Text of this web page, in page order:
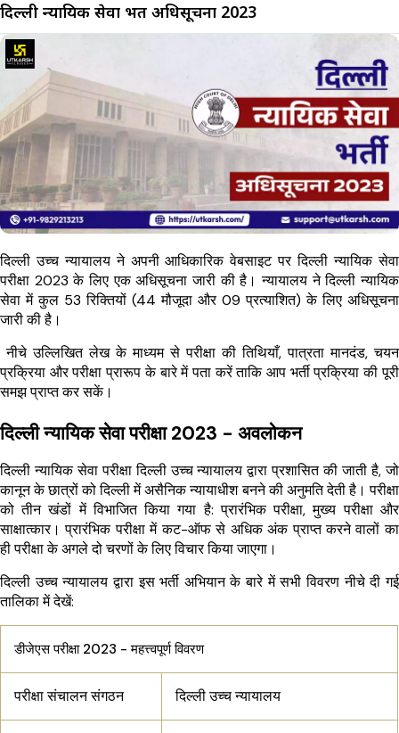
दिल्ली न्यायिक सेवा भर्ती अधिसूचना 2023
दिल्ली उच्च न्यायालय ने अपनी आधिकारिक वेबसाइट पर दिल्ली न्यायिक सेवा
परीक्षा 2023 के लिए एक अधिसूचना जारी की है। न्यायालय ने दिल्ली न्यायिक
सेवा में कुल 53 रिक्तियों (44 मौजूदा और 09 प्रत्याशित) के लिए अधिसूचना
जारी की है।
नीचे उल्लिखित लेख के माध्यम से परीक्षा की तिथियाँ, पात्रता मानदंड, चयन
प्रक्रिया और परीक्षा प्रारूप के बारे में पता करें ताकि आप भर्ती प्रक्रिया की पूरी
समझ प्राप्त कर सकें।
दिल्ली न्यायिक सेवा परीक्षा 2023 - अवलोकन
दिल्ली न्यायिक सेवा परीक्षा दिल्ली उच्च न्यायालय द्वारा प्रशासित की जाती है, जो
कानून के छात्रों को दिल्ली में असैनिक न्यायाधीश बनने की अनुमति देती है। परीक्षा
को तीन खंडों में विभाजित किया गया है: प्रारंभिक परीक्षा, मुख्य परीक्षा और
साक्षात्कार। प्रारंभिक परीक्षा में कट-ऑफ से अधिक अंक प्राप्त करने वालों का
ही परीक्षा के अगले दो चरणों के लिए विचार किया जाएगा।
दिल्ली उच्च न्यायालय द्वारा इस भर्ती अभियान के बारे में सभी विवरण नीचे दी गई
तालिका में देखें:
डीजेएस परीक्षा 2023 - महत्त्वपूर्ण विवरण
परीक्षा संचालन संगठन दिल्ली उच्च न्यायालय